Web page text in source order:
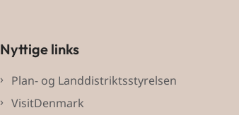
Nyttige links
Plan- og Landdistriktsstyrelsen
VisitDenmark